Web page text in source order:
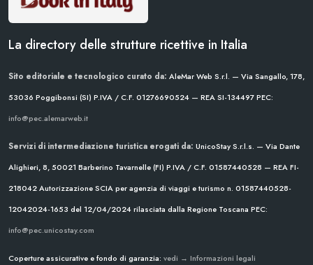
La directory delle strutture ricettive in Italia
Sito editoriale e tecnologico curato da: AleMar Web S.r.l. — Via Sangallo, 178,
53036 Poggibonsi (SI) P.IVA / C.F. 01276690524 — REA SI-134497PEC:
info@pec.alemarweb.it
Servizi di intermediazione turistica erogati da: UnicoStay S.r.l.s. — Via Dante
Alighieri, 8, 50021 Barberino Tavarnelle (FI) P.IVA / C.F. 01587440528 — REA FI-
218042Autorizzazione SCIA per agenzia di viaggi e turismo n. 01587440528-
12042024-1653 del 12/04/2024rilasciata dalla Regione Toscana PEC:
info@pec.unicostay.com
Coperture assicurative e fondo di garanzia: vedi → Informazioni legali